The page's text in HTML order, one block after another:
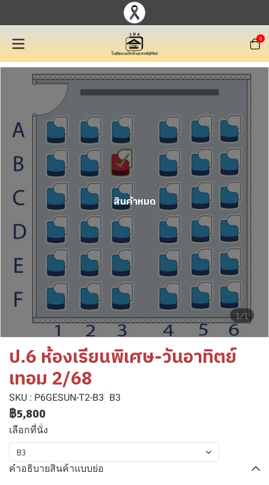
0
1/1
สินค้าหมด
ป.6 ห้องเรียนพิเศษ-วันอาทิตย์
เทอม 2/68
SKU : P6GESUN-T2-B3 B3
฿5,800
เลือกที่นั่ง
B3
คำอธิบายสินค้าแบบย่อ